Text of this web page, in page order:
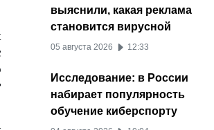
выяснили, какая реклама
становится вирусной
05 августа 2026 12:33
Исследование: в России
набирает популярность
обучение киберспорту